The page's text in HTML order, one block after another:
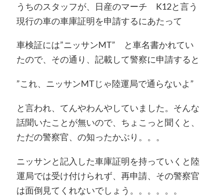
うちのスタッフが、日産のマーチ K12と言う
現行の車の車庫証明を申請するにあたって
車検証には”ニッサンMT” と車名書かれてい
たので、その通り、記載して警察に申請すると
”これ、ニッサンMTじゃ陸運局で通らないよ”
と言われ、てんやわんやしていました。そんな
話聞いたことが無いので、ちょこっと聞くと、
ただの警察官、の知ったかぶり。。。
ニッサンと記入した車庫証明を持っていくと陸
運局では受け付けられず、再申請、その警察官
は面倒見てくれないでしょう。。。。。。